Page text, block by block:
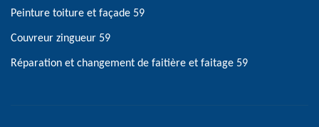
Peinture toiture et façade 59
Couvreur zingueur 59
Réparation et changement de faitière et faitage 59